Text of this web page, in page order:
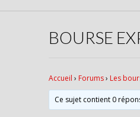
BOURSE
Accueil › Forums› Les
Ce sujet contient 0